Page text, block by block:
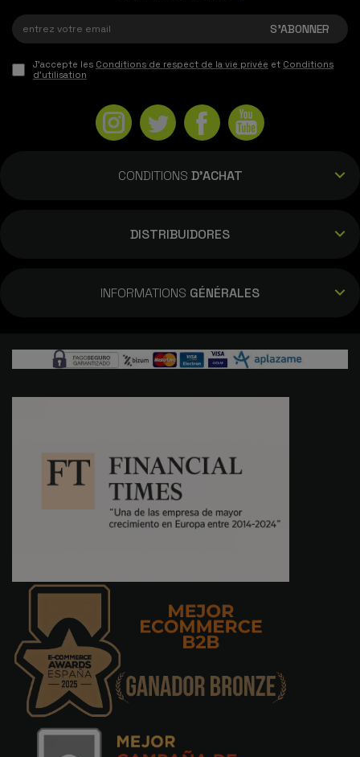
J'accepte les Conditions de respect de la vie privée et Conditions
d'utilisation
CONDITIONS D'ACHAT
DISTRIBUIDORES
INFORMATIONS GÉNÉRALES